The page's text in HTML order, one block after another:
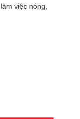
việc nóng,